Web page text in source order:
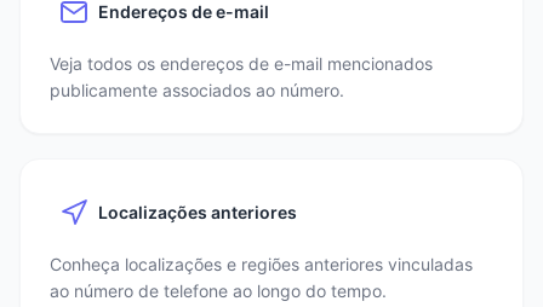
Endereços de e-mail
Veja todos os endereços de e-mail mencionados
publicamente associados ao número.
Localizações anteriores
Conheça localizações e regiões anteriores vinculadas
ao número de telefone ao longo do tempo.